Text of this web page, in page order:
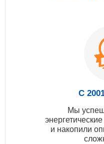
С
Мы
и накопили